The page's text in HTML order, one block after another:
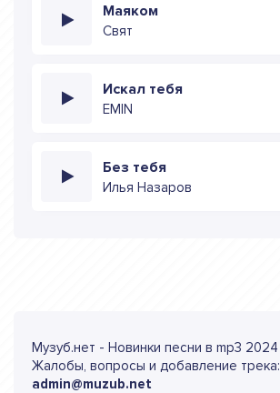
Маяком
Свят
Искал тебя
EMIN
Без тебя
Илья Назаров
Музуб.нет - Новинки песни в mp3 2024
Жалобы, вопросы и добавление трека:
admin@muzub.net